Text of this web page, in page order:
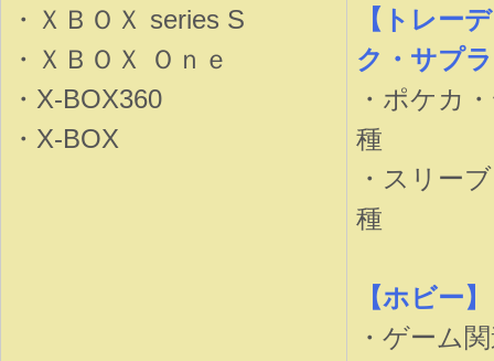
・ＸＢＯＸ series S
・ＸＢＯＸ Ｏｎｅ
・X-BOX360
・X-BOX
【トレー
ク・サプ
・ポケカ
種
・スリー
種
【ホビー】
・ゲーム